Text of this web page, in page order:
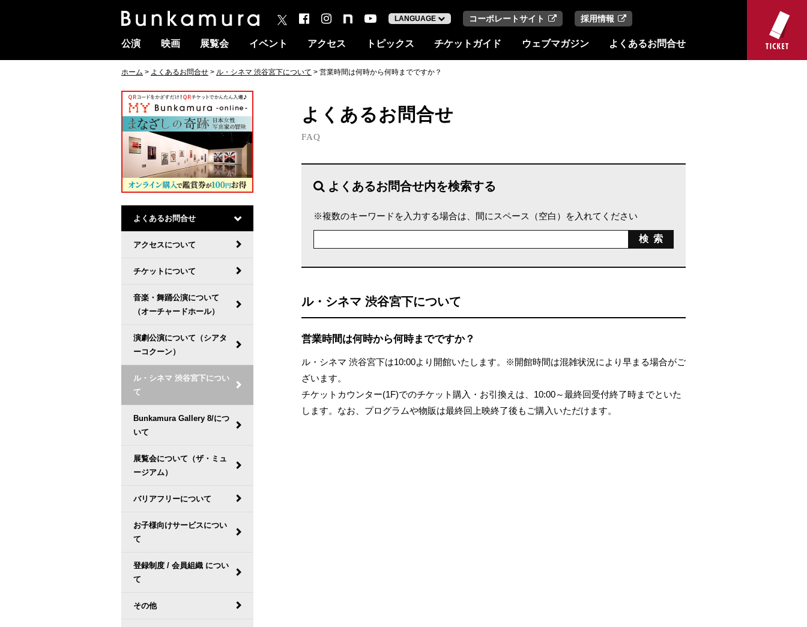
LANGUAGE コーポレートサイト 採用情報
公演 映画 展覧会 イベント アクセス トピックス チケットガイド ウェブマガジン よくあるお問合せ
ホーム > よくあるお問合せ > ル・シネマ 渋谷宮下について > 営業時間は何時から何時までですか？
よくあるお問合せ
FAQ
よくあるお問合せ内を検索する
※複数のキーワードを入力する場合は、間にスペース（空白）を入れてください
ル・シネマ 渋谷宮下について
営業時間は何時から何時までですか？
ル・シネマ 渋谷宮下は10:00より開館いたします。※開館時間は混雑状況により早まる場合がご
ざいます。
チケットカウンター(1F)でのチケット購入・お引換えは、10:00～最終回受付終了時までといた
します。なお、プログラムや物販は最終回上映終了後もご購入いただけます。
よくあるお問合せ
アクセスについて
チケットについて
音楽・舞踊公演について
（オーチャードホール）
演劇公演について（シアタ
ーコクーン）
ル・シネマ 渋谷宮下につい
て
Bunkamura Gallery 8/につ
いて
展覧会について（ザ・ミュ
ージアム）
バリアフリーについて
お子様向けサービスについ
て
登録制度 / 会員組織 につい
て
その他